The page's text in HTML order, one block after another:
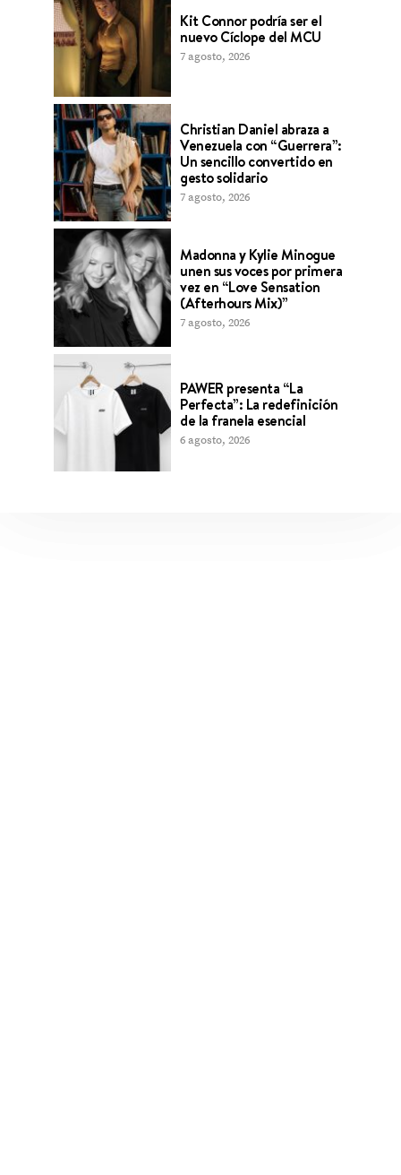
Kit Connor podría ser el
nuevo Cíclope del MCU
7 agosto, 2026
Christian Daniel abraza a
Venezuela con “Guerrera”:
Un sencillo convertido en
gesto solidario
7 agosto, 2026
Madonna y Kylie Minogue
unen sus voces por primera
vez en “Love Sensation
(Afterhours Mix)”
7 agosto, 2026
PAWER presenta “La
Perfecta”: La redefinición
de la franela esencial
6 agosto, 2026